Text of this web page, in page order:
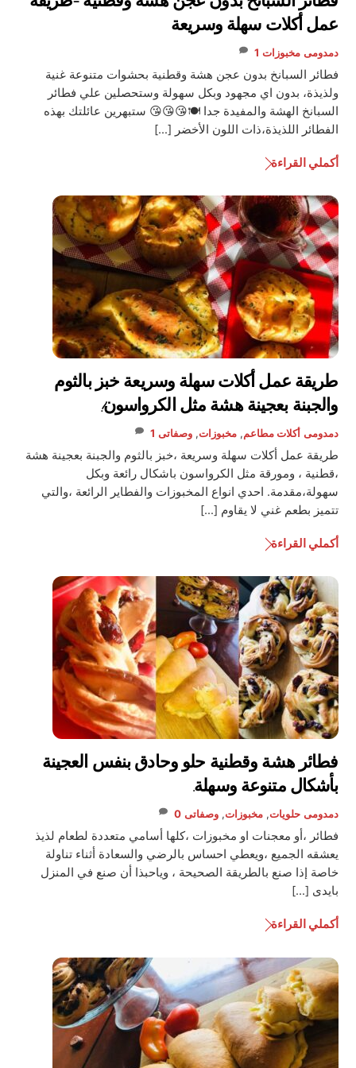
عمل أكلات سهلة وسريعة
دمدومى مخبوزات 1
فطائر السبانخ بدون عجن هشة وقطنية بحشوات متنوعة غنية
ولذيذة، بدون اي مجهود وبكل سهولة وستحصلين علي فطائر
السبانخ الهشة والمفيدة جدا 🍽😘😘😘 ستبهرين عائلتك بهذه
الفطائر اللذيذة،ذات اللون الأخضر […]
أكملي القراءة
طريقة عمل أكلات سهلة وسريعة خبز بالثوم
والجبنة بعجينة هشة مثل الكرواسون!
دمدومى أكلات مطاعم,مخبوزات,وصفاتى 1
طريقة عمل أكلات سهلة وسريعة ،خبز بالثوم والجبنة بعجينة هشة
،قطنية ، ومورقة مثل الكرواسون باشكال رائعة وبكل
سهولة،مقدمة. احدي انواع المخبوزات والفطاير الرائعة ،والتي
تتميز بطعم غني لا يقاوم […]
أكملي القراءة
فطائر هشة وقطنية حلو وحادق بنفس العجينة
بأشكال متنوعة وسهلة.
دمدومى حلويات,مخبوزات,وصفاتى 0
فطائر ،أو معجنات او مخبوزات ،كلها أسامي متعددة لطعام لذيذ
يعشقه الجميع ،ويعطي احساس بالرضي والسعادة أثناء تناولة
خاصة إذا صنع بالطريقة الصحيحة ، وياحبذا أن صنع في المنزل
بايدى […]
أكملي القراءة